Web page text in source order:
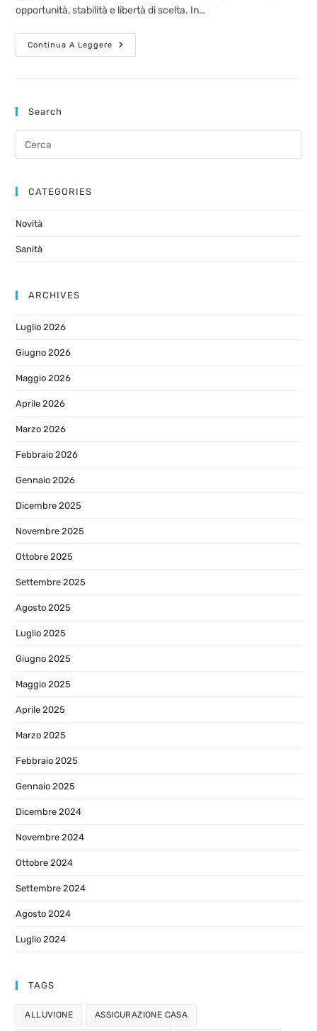
opportunità, stabilità e libertà di scelta. In…
Continua A Leggere
Search
CATEGORIES
Novità
Sanità
ARCHIVES
Luglio 2026
Giugno 2026
Maggio 2026
Aprile 2026
Marzo 2026
Febbraio 2026
Gennaio 2026
Dicembre 2025
Novembre 2025
Ottobre 2025
Settembre 2025
Agosto 2025
Luglio 2025
Giugno 2025
Maggio 2025
Aprile 2025
Marzo 2025
Febbraio 2025
Gennaio 2025
Dicembre 2024
Novembre 2024
Ottobre 2024
Settembre 2024
Agosto 2024
Luglio 2024
TAGS
ALLUVIONE ASSICURAZIONE CASA